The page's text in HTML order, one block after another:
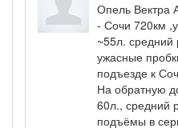
Опель Вектра
- Сочи 720км
~55л. средний
ужасные
подъезде к
На обратную
60л., средний
подъёмы в